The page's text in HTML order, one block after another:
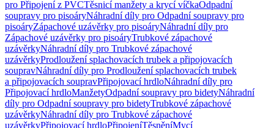
pro Připojení z PVCTěsnicí manžety a krycí víčkaOdpadní
soupravy pro pisoáryNáhradní díly pro Odpadní soupravy pro
pisoáryZápachové uzávěrky pro pisoáryNáhradní díly pro
Zápachové uzávěrky pro pisoáryTrubkové zápachové
uzávěrkyNáhradní díly pro Trubkové zápachové
uzávěrkyProdloužení splachovacích trubek a připojovacích
soupravNáhradní díly pro Prodloužení splachovacích trubek
a připojovacích soupravPřipojovací hrdloNáhradní díly pro
Připojovací hrdloManžetyOdpadní soupravy pro bidetyNáhradní
díly pro Odpadní soupravy pro bidetyTrubkové zápachové
uzávěrkyNáhradní díly pro Trubkové zápachové
uzávěrkyPřipojovací hrdloPřipojeníTěsněníMycí